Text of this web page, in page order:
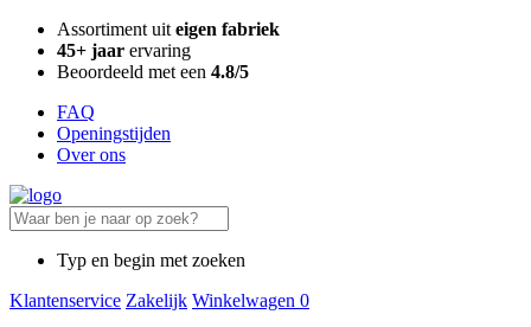
Assortiment uit eigen fabriek
45+ jaar ervaring
Beoordeeld met een 4.8/5
FAQ
Openingstijden
Over ons
Typ en begin met zoeken
Klantenservice Zakelijk Winkelwagen 0